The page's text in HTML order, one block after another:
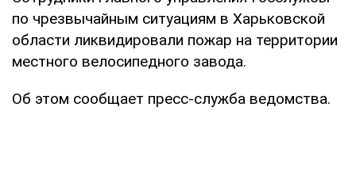
по чрезвычайным ситуациям в Харьковской
области ликвидировали пожар на территории
местного велосипедного завода.
Об этом сообщает пресс-служба ведомства.